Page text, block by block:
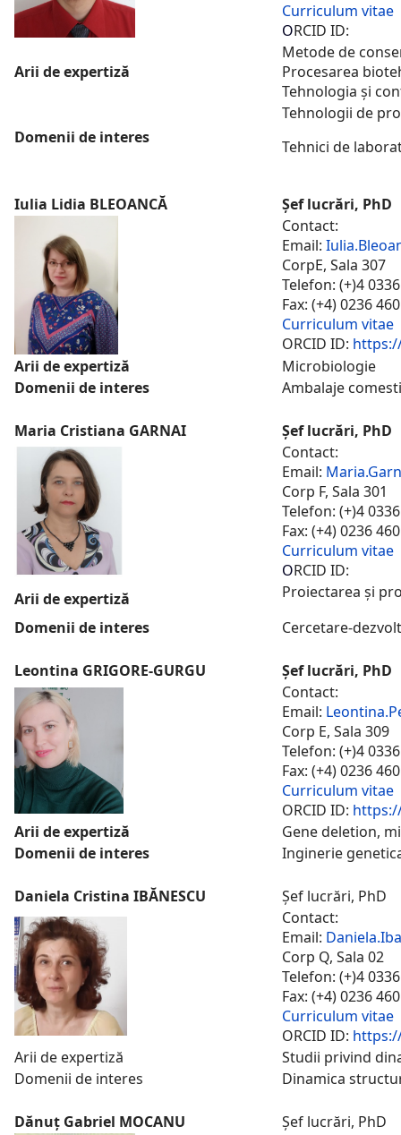
Curriculum vitae
ORCID ID:
Arii de expertiză
Metode de
Procesarea
Tehnologia și
Domenii de interes
Tehnologii de
Tehnici de
Iulia Lidia BLEOANCĂ
Șef lucrări, PhD
Contact:
Email:
CorpE, Sala 307
Telefon: (+)4
Fax: (+4) 0236
Curriculum vitae
ORCID ID:
Arii de expertiză
Microbiologie
Domenii de interes
Ambalaje
Maria Cristiana GARNAI
Șef lucrări, PhD
Contact:
Email:
Corp F, Sala 301
Telefon: (+)4
Fax: (+4) 0236
Curriculum vitae
ORCID ID:
Arii de expertiză
Proiectarea și
Domenii de interes
Cercetare-
Leontina GRIGORE-GURGU
Șef lucrări, PhD
Contact:
Email:
Corp E, Sala 309
Telefon: (+)4
Fax: (+4) 0236
Curriculum vitae
ORCID ID:
Arii de expertiză
Gene deletion,
Domenii de interes
Inginerie
Daniela Cristina IBĂNESCU
Șef lucrări, PhD
Contact:
Email:
Corp Q, Sala 02
Telefon: (+)4
Fax: (+4) 0236
Curriculum vitae
ORCID ID:
Arii de expertiză
Studii privind
Domenii de interes
Dinamica
Dănuț Gabriel MOCANU
Șef lucrări, PhD